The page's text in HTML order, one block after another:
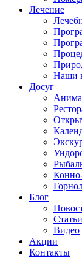
Лечение
Наши
Досуг
Блог
Статьи
Видео
Акции
Контакты